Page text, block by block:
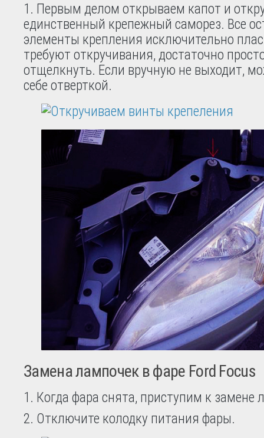
1. Первым делом открываем капот и
единственный крепежный саморез. Все
элементы крепления исключительно
требуют откручивания, достаточно
отщелкнуть. Если вручную не выходит,
себе отверткой.
Замена лампочек в фаре Ford Focus
1. Когда фара снята, приступим к замене
2. Отключите колодку питания фары.